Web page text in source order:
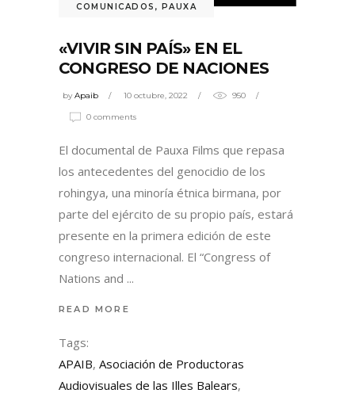
COMUNICADOS , PAUXA
«VIVIR SIN PAÍS» EN EL
CONGRESO DE NACIONES
byApaib 10 octubre, 2022 950
0 comments
El documental de Pauxa Films que repasa
los antecedentes del genocidio de los
rohingya, una minoría étnica birmana, por
parte del ejército de su propio país, estará
presente en la primera edición de este
congreso internacional. El “Congress of
Nations and
READ MORE
Tags:
APAIB, Asociación de Productoras
Audiovisuales de las Illes Balears,